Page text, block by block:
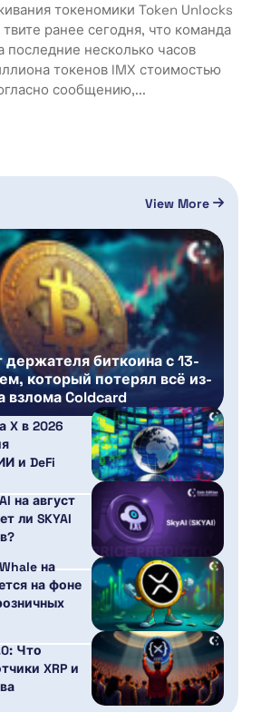
токеномики Token Unlocks
ранее сегодня, что команда
последние несколько часов
токенов IMX стоимостью
сообщению,...
View More
держателя биткоина с 13-
который потерял всё из-
взлома Coldcard
X в 2026
и DeFi
на август
ли SKYAI
на
на фоне
Что
XRP и